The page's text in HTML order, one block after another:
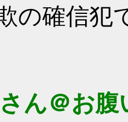
の確信犯
ん＠お腹